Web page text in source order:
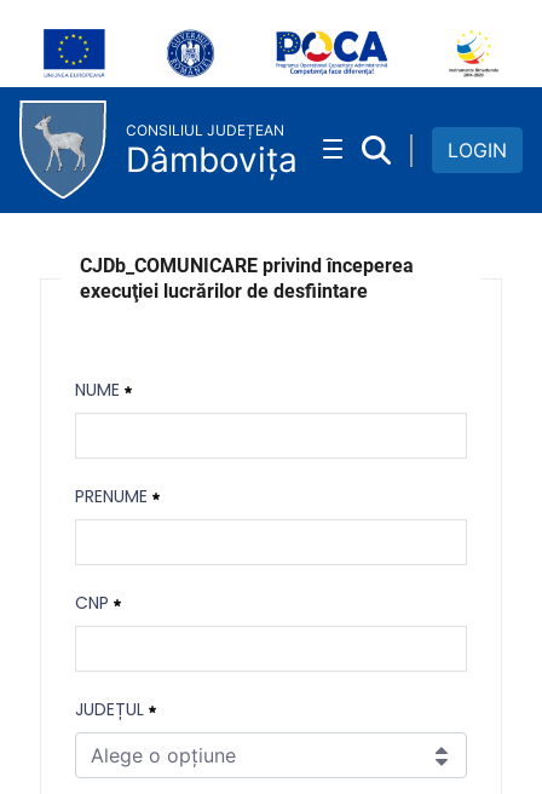
Skip to Main Content
Comunicare incepere lucrari
CONSILIUL JUDEȚEAN
Dâmbovița LOGIN
CJDb_COMUNICARE privind începerea
execuţiei lucrărilor de desfiintare
NUME
Necesitat
PRENUME
Necesitat
CNP
Necesitat
JUDEȚUL
Alege o opțiune